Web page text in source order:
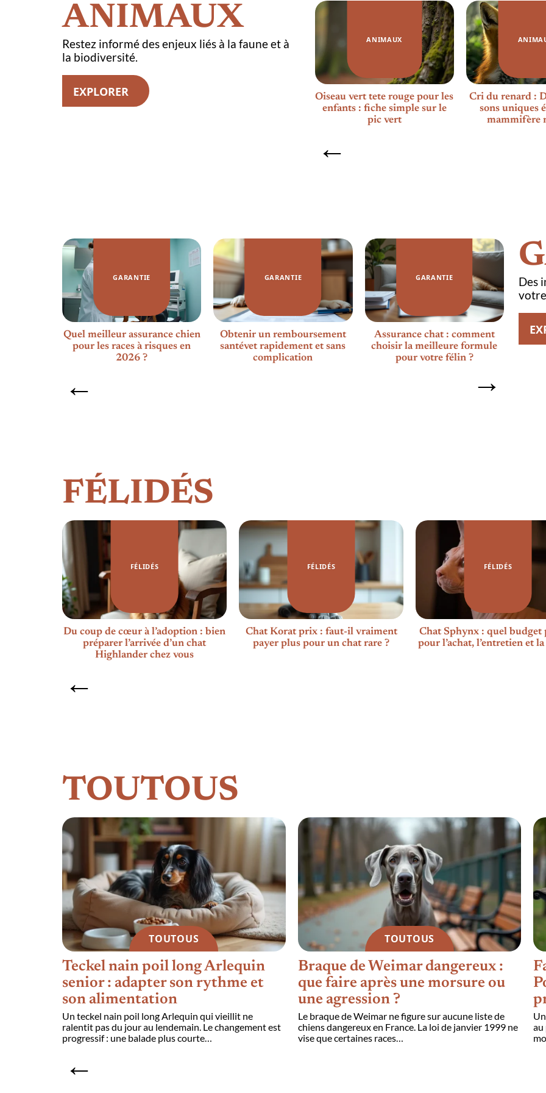
ANIMAUX
Restez informé des enjeux liés à la faune et à
la biodiversité.
EXPLORER
ANIMAUX
Tique blanche sur chat :
comment la déceler et
ANIMAUX ANIMAUX
Oiseau vert tete rouge pour les
enfants : fiche simple sur le
pic vert
Cri du renard :
sons uniques
mammifère
GARANTIE
Quel meilleur assurance chien
pour les races à risques en
2026 ?
GARANTIE
Obtenir un remboursement
santévet rapidement et sans
complication
GARANTIE
Assurance chat : comment
choisir la meilleure formule
pour votre félin ?
Des
FÉLIDÉS
FÉLIDÉS
Du coup de cœur à l’adoption : bien
préparer l’arrivée d’un chat
Highlander chez vous
FÉLIDÉS
Chat Korat prix : faut-il vraiment
payer plus pour un chat rare ?
FÉLIDÉS
Chat Sphynx : quel budget
pour l’achat, l’entretien et la
TOUTOUS
TOUTOUS
Teckel nain poil long Arlequin
senior : adapter son rythme et
son alimentation
Un teckel nain poil long Arlequin qui vieillit ne
ralentit pas du jour au lendemain. Le changement est
progressif : une balade plus courte…
TOUTOUS
Braque de Weimar dangereux :
que faire après une morsure ou
une agression ?
Le braque de Weimar ne figure sur aucune liste de
chiens dangereux en France. La loi de janvier 1999 ne
vise que certaines races…
au